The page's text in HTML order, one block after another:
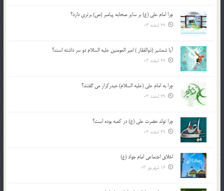
چرا امام علی (ع) بر سایر صحابه پیامبر (ص) برتری دارد؟
29 اسفند 03
آیا شمشیر (ذوالفقار ) امیر المومنین علیه السلام دو سر داشته است؟
29 اسفند 03
چرا به امام علی (علیه السلام) حیدرکرار می گفتند؟
29 اسفند 03
چرا تولد حضرت علی (ع) در کعبه بوده است؟
29 اسفند 03
اخلاق اجتماعی امام جواد (ع)
16 شهریور 03